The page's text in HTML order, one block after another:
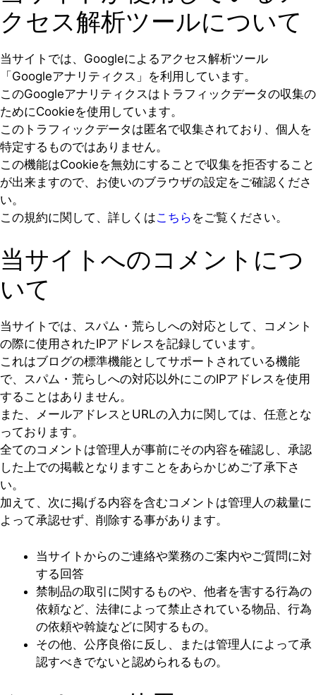
クセス解析ツールについて
当サイトでは、Googleによるアクセス解析ツール
「Googleアナリティクス」を利用しています。
このGoogleアナリティクスはトラフィックデータの収集の
ためにCookieを使用しています。
このトラフィックデータは匿名で収集されており、個人を
特定するものではありません。
この機能はCookieを無効にすることで収集を拒否すること
が出来ますので、お使いのブラウザの設定をご確認くださ
い。
この規約に関して、詳しくはこちら をご覧ください。
当サイトへのコメントにつ
いて
当サイトでは、スパム・荒らしへの対応として、コメント
の際に使用されたIPアドレスを記録しています。
これはブログの標準機能としてサポートされている機能
で、スパム・荒らしへの対応以外にこのIPアドレスを使用
することはありません。
また、メールアドレスとURLの入力に関しては、任意とな
っております。
全てのコメントは管理人が事前にその内容を確認し、承認
した上での掲載となりますことをあらかじめご了承下さ
い。
加えて、次に掲げる内容を含むコメントは管理人の裁量に
よって承認せず、削除する事があります。
当サイトからのご連絡や業務のご案内やご質問に対
する回答
禁制品の取引に関するものや、他者を害する行為の
依頼など、法律によって禁止されている物品、行為
の依頼や斡旋などに関するもの。
その他、公序良俗に反し、または管理人によって承
認すべきでないと認められるもの。